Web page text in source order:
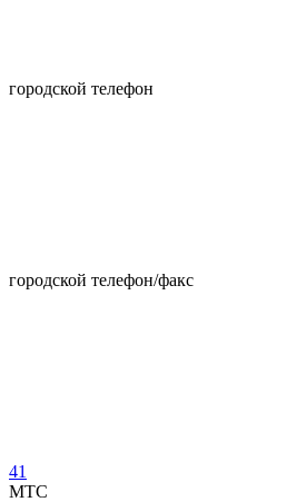
городской телефон
городской телефон/факс
41
MTC